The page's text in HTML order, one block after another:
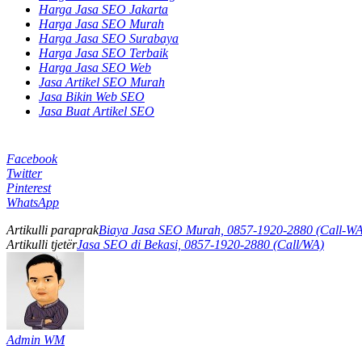
Harga Jasa SEO Jakarta
Harga Jasa SEO Murah
Harga Jasa SEO Surabaya
Harga Jasa SEO Terbaik
Harga Jasa SEO Web
Jasa Artikel SEO Murah
Jasa Bikin Web SEO
Jasa Buat Artikel SEO
Facebook
Twitter
Pinterest
WhatsApp
Artikulli paraprakBiaya Jasa SEO Murah, 0857-1920-2880 (Call-
Artikulli tjetërJasa SEO di Bekasi, 0857-1920-2880 (Call/WA)
Admin WM